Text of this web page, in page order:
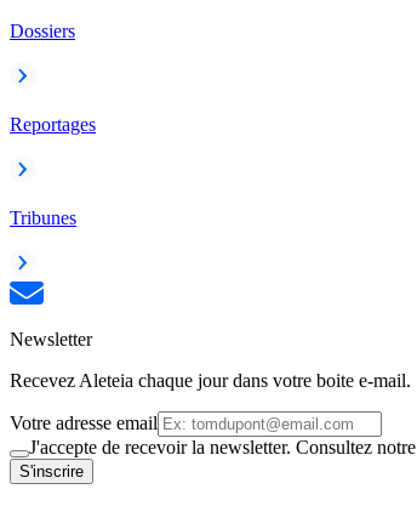
Dossiers
Reportages
Tribunes
Newsletter
Recevez Aleteia chaque jour dans votre boite e-mail.
Votre adresse email
J'accepte de recevoir la newsletter. Consultez notre
S'inscrire